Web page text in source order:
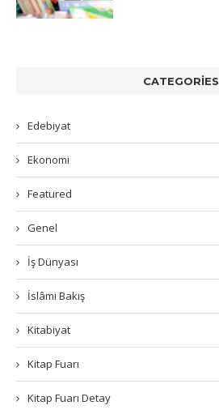
CATEGORIES
Edebiyat
Ekonomi
Featured
Genel
İş Dünyası
İslâmi Bakış
Kitabiyat
Kitap Fuarı
Kitap Fuarı Detay